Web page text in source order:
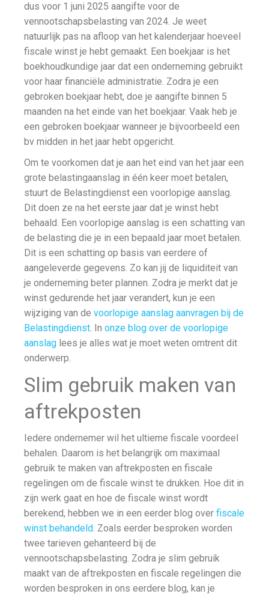
dus voor 1 juni 2025 aangifte voor de
vennootschapsbelasting van 2024. Je weet
natuurlijk pas na afloop van het kalenderjaar hoeveel
fiscale winst je hebt gemaakt. Een boekjaar is het
boekhoudkundige jaar dat een onderneming gebruikt
voor haar financiële administratie. Zodra je een
gebroken boekjaar hebt, doe je aangifte binnen 5
maanden na het einde van het boekjaar. Vaak heb je
een gebroken boekjaar wanneer je bijvoorbeeld een
bv midden in het jaar hebt opgericht.
Om te voorkomen dat je aan het eind van het jaar een
grote belastingaanslag in één keer moet betalen,
stuurt de Belastingdienst een voorlopige aanslag.
Dit doen ze na het eerste jaar dat je winst hebt
behaald. Een voorlopige aanslag is een schatting van
de belasting die je in een bepaald jaar moet betalen.
Dit is een schatting op basis van eerdere of
aangeleverde gegevens. Zo kan jij de liquiditeit van
je onderneming beter plannen. Zodra je merkt dat je
winst gedurende het jaar verandert, kun je een
wijziging van de voorlopige aanslag aanvragen bij de
Belastingdienst. In onze blog over de voorlopige
aanslag lees je alles wat je moet weten omtrent dit
onderwerp.
Slim gebruik maken van
aftrekposten
Iedere ondernemer wil het ultieme fiscale voordeel
behalen. Daarom is het belangrijk om maximaal
gebruik te maken van aftrekposten en fiscale
regelingen om de fiscale winst te drukken. Hoe dit in
zijn werk gaat en hoe de fiscale winst wordt
berekend, hebben we in een eerder blog over fiscale
winst behandeld. Zoals eerder besproken worden
twee tarieven gehanteerd bij de
vennootschapsbelasting. Zodra je slim gebruik
maakt van de aftrekposten en fiscale regelingen die
worden besproken in ons eerdere blog, kan je